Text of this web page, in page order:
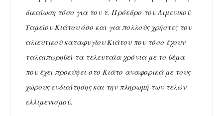
δικαίωση τόσο για τον τ. Πρόεδρο του Λιμενικού
Ταμείου Κιάτου όσο και για πολλούς χρήστες του
αλιευτικού καταφυγίου Κιάτου που τόσο έχουν
ταλαιπωρηθεί τα τελευταία χρόνια με το θέμα
που έχει προκύψει στο Κιάτο αναφορικά με τους
χώρους ενδιαίτησης και την πληρωμή των τελών
ελλιμενισμού.